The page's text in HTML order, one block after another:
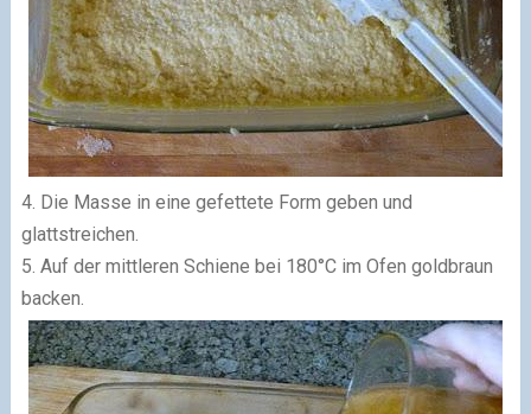
4. Die Masse in eine gefettete Form geben und
glattstreichen.
5. Auf der mittleren Schiene bei 180°C im Ofen goldbraun
backen.